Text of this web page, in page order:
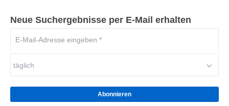
Neue Suchergebnisse per E-Mail erhalten
Adresse
*
täglich
Abonnieren